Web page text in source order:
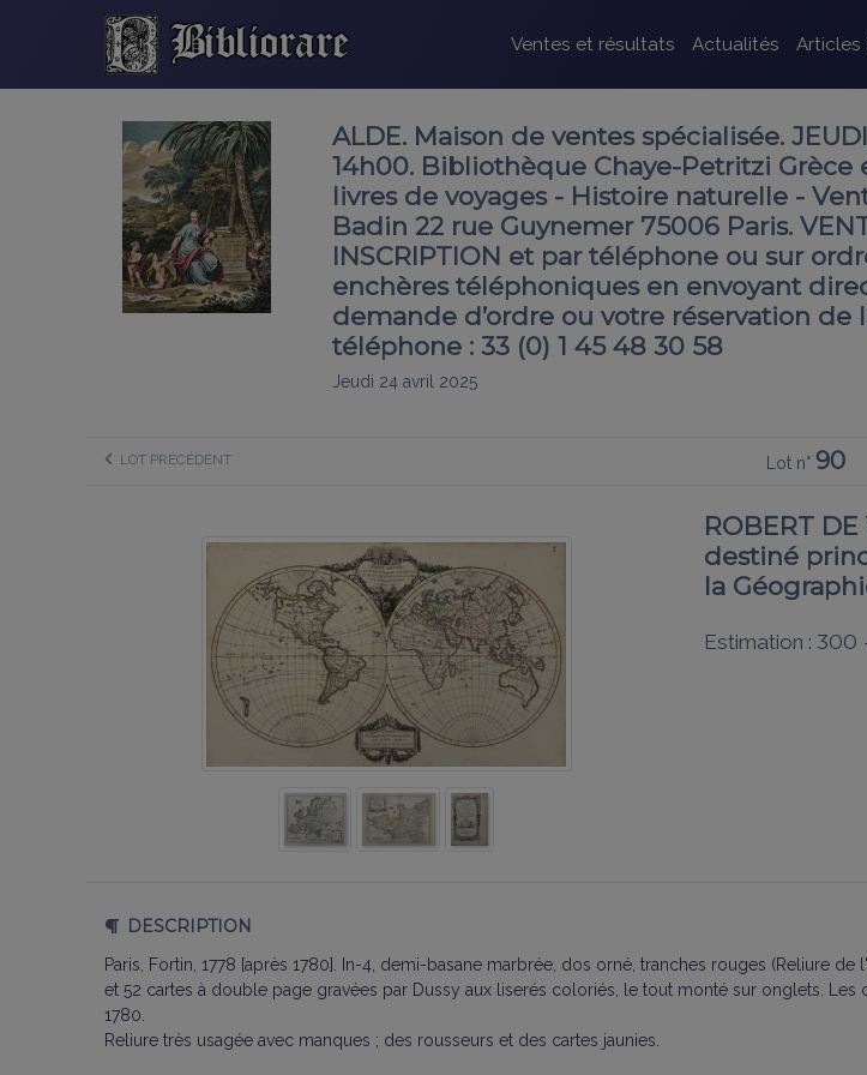
Ventes et résultats Actualités Articles
ALDE. Maison de ventes spécialisée.
14h00. Bibliothèque Chaye-Petritzi Grèce
livres de voyages - Histoire naturelle -
Badin 22 rue Guynemer 75006 Paris.
INSCRIPTION et par téléphone ou sur
enchères téléphoniques en envoyant
demande d’ordre ou votre réservation de
téléphone : 33 (0) 1 45 48 30 58
Jeudi 24 avril 2025
LOT PRÉCÉDENT Lot n° 90
ROBERT
destiné
la
Estimation : 300
DESCRIPTION
Paris, Fortin, 1778 [après 1780]. In-4, demi-basane marbrée, dos orné, tranches rouges (Reliure
et 52 cartes à double page gravées par Dussy aux liserés coloriés, le tout monté sur onglets.
1780.
Reliure très usagée avec manques ; des rousseurs et des cartes jaunies.